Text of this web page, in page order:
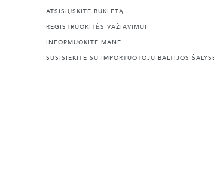
ATSISIŲSKITE BUKLETĄ
REGISTRUOKITĖS VAŽIAVIMUI
INFORMUOKITE MANE
SUSISIEKITE SU IMPORTUOTOJU BALTIJOS